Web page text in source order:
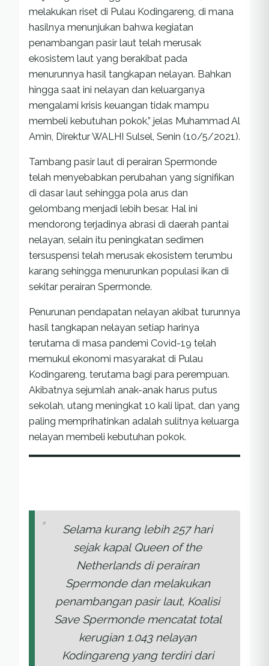
melakukan riset di Pulau Kodingareng, di mana
hasilnya menunjukan bahwa kegiatan
penambangan pasir laut telah merusak
ekosistem laut yang berakibat pada
menurunnya hasil tangkapan nelayan. Bahkan
hingga saat ini nelayan dan keluarganya
mengalami krisis keuangan tidak mampu
membeli kebutuhan pokok,” jelas Muhammad Al
Amin, Direktur WALHI Sulsel, Senin (10/5/2021).
Tambang pasir laut di perairan Spermonde
telah menyebabkan perubahan yang signifikan
di dasar laut sehingga pola arus dan
gelombang menjadi lebih besar. Hal ini
mendorong terjadinya abrasi di daerah pantai
nelayan, selain itu peningkatan sedimen
tersuspensi telah merusak ekosistem terumbu
karang sehingga menurunkan populasi ikan di
sekitar perairan Spermonde.
Penurunan pendapatan nelayan akibat turunnya
hasil tangkapan nelayan setiap harinya
terutama di masa pandemi Covid-19 telah
memukul ekonomi masyarakat di Pulau
Kodingareng, terutama bagi para perempuan.
Akibatnya sejumlah anak-anak harus putus
sekolah, utang meningkat 10 kali lipat, dan yang
paling memprihatinkan adalah sulitnya keluarga
nelayan membeli kebutuhan pokok.
Selama kurang lebih 257 hari
sejak kapal Queen of the
Netherlandsdi perairan
Spermonde dan melakukan
penambangan pasir laut, Koalisi
Save Spermonde mencatat total
kerugian 1.043 nelayan
Kodingareng yang terdiri dari